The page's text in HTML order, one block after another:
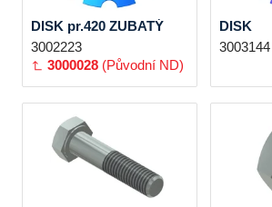
DISK pr.420 ZUBATÝ
3002223
3000028 (Původní ND)
DISK
3003144